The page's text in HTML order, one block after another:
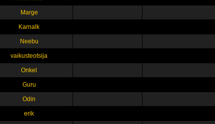
Marge
Karnalk
Neebu
vaikusteotsija
Onkel
Guru
Odin
erik